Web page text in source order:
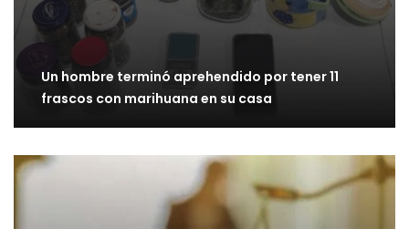
Un hombre terminó aprehendido por tener 11
frascos con marihuana en su casa